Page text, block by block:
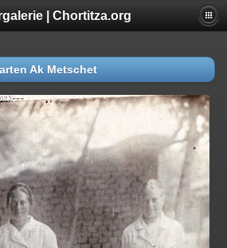
| Chortitza.org
Ak Metschet